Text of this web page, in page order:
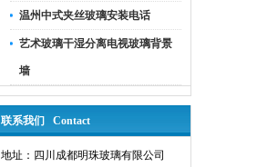
温州中式夹丝玻璃安装电话
艺术玻璃干湿分离电视玻璃背景
墙
联系我们 Contact
地址：四川成都明珠玻璃有限公司